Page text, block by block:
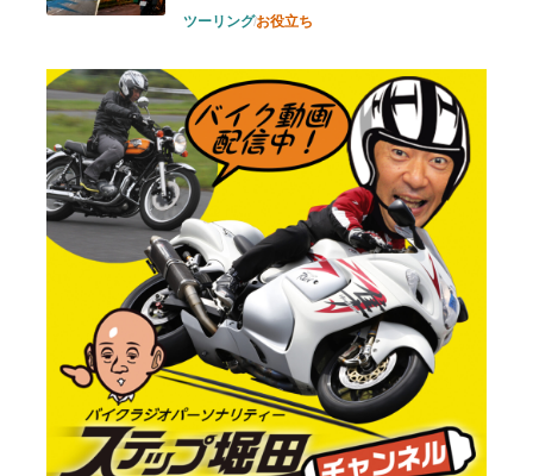
ツーリングお役立ち